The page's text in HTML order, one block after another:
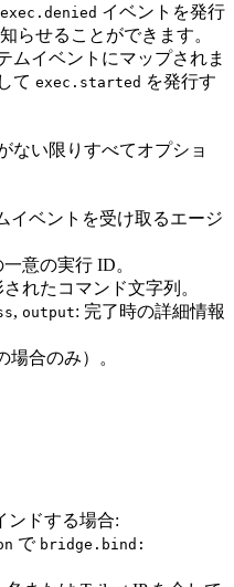
exec.denied イベントを発行
らせることができます。
ムイベントにマップされま
て exec.started を発行す
ない限りすべてオプショ
イベントを受け取るエージ
意の実行 ID。
れたコマンド文字列。
, output: 完了時の詳細情報
場合のみ）。
ンドする場合:
で bridge.bind: